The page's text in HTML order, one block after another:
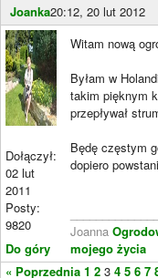
Joanka20:12, 20 lut 2012
Dołączył:
02 lut
2011
Posty:
9820
Do góry
Witam nową
Byłam w
takim pięknym
przepływał
Będę częstym
dopiero
Joanna
mojego życia
« Poprzednia 1 2 3 4 5 6 7